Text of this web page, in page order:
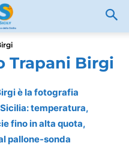
Trapani Birgi
è la fotografia
temperatura,
fino in alta quota,
pallone-sonda